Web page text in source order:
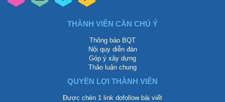
THÀNH VIÊN CẦN CHÚ Ý
Thông báo BQT
Nội quy diễn đàn
Góp ý xây dựng
Thảo luận chung
QUYỀN LỢI THÀNH VIÊN
Được chèn 1 link dofollow bài viết